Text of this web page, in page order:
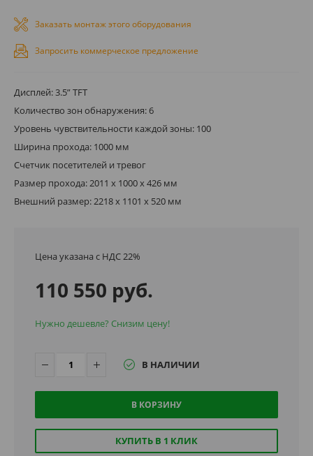
Заказать монтаж этого оборудования
Запросить коммерческое предложение
Дисплей: 3.5” TFT
Количество зон обнаружения: 6
Уровень чувствительности каждой зоны: 100
Ширина прохода: 1000 мм
Счетчик посетителей и тревог
Размер прохода: 2011 х 1000 х 426 мм
Внешний размер: 2218 х 1101 х 520 мм
Цена указана с НДС 22%
110 550 руб.
Нужно дешевле? Снизим цену!
В НАЛИЧИИ
В КОРЗИНУ
КУПИТЬ В 1 КЛИК